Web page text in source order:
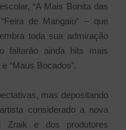
“A Mais Bonita das
de Mangaio” – que
toda sua admiração
faltarão ainda hits mais
“Maus Bocados”.
mas depositando
considerado a nova
Zraik e dos produtores